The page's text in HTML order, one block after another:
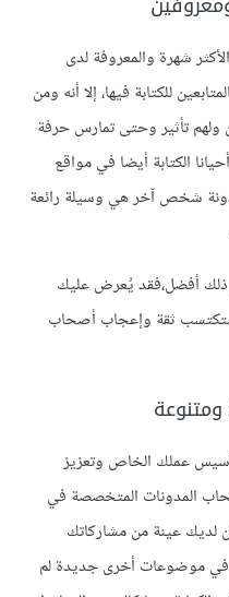
شهرة والمعروفة لدى
للكتابة فيها، إلا أنه ومن
تأثير وحتى تمارس حرفة
الكتابة أيضا في مواقع
شخص آخر هي وسيلة رائعة
ذلك أفضل،فقد يُعرض عليك
ثقة وإعجاب أصحاب
عملك الخاص وتعزيز
المدونات المتخصصة في
لديك عينة من مشاركاتك
في موضوعات أخرى جديدة لم